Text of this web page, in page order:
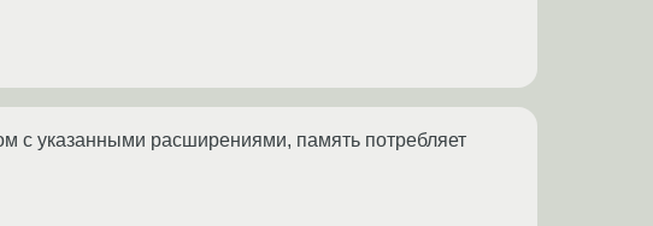
с указанными расширениями, память потребляет